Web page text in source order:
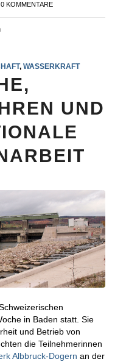
0 KOMMENTARE
, WASSERKRAFT
UND
in Baden statt. Sie
und Betrieb von
die Teilnehmerinnen
Albbruck-Dogern an der